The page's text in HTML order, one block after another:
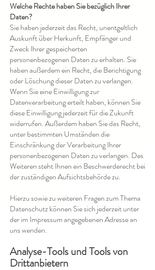
Welche Rechte haben Sie bezüglich Ihrer
Daten?
Sie haben jederzeit das Recht, unentgeltlich
Auskunft über Herkunft, Empfänger und
Zweck Ihrer gespeicherten
personenbezogenen Daten zu erhalten. Sie
haben außerdem ein Recht, die Berichtigung
oder Löschung dieser Daten zu verlangen.
Wenn Sie eine Einwilligung zur
Datenverarbeitung erteilt haben, können Sie
diese Einwilligung jederzeit für die Zukunft
widerrufen. Außerdem haben Sie das Recht,
unter bestimmten Umständen die
Einschränkung der Verarbeitung Ihrer
personenbezogenen Daten zu verlangen. Des
Weiteren steht Ihnen ein Beschwerderecht bei
der zuständigen Aufsichtsbehörde zu.
Hierzu sowie zu weiteren Fragen zum Thema
Datenschutz können Sie sich jederzeit unter
der im Impressum angegebenen Adresse an
uns wenden.
Analyse-Tools und Tools von
Drittanbietern